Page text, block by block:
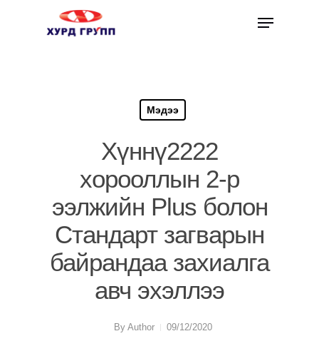
Мэдээ
Хүннү2222
хорооллын 2-р
ээлжийн Plus болон
Стандарт загварын
байрандаа захиалга
авч эхэллээ
By Author 09/12/2020